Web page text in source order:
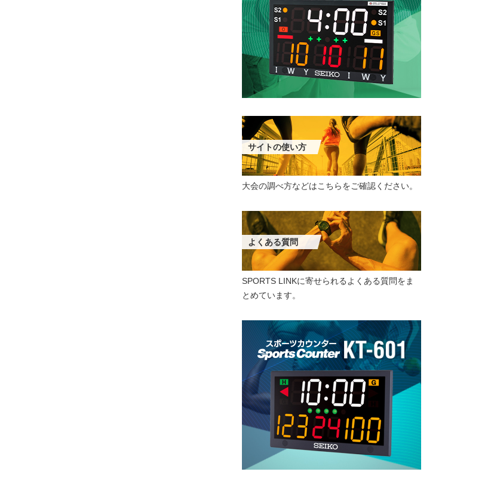
サイトの使い方
大会の調べ方などはこちらをご確認ください。
よくある質問
SPORTS LINKに寄せられるよくある質問をま
とめています。